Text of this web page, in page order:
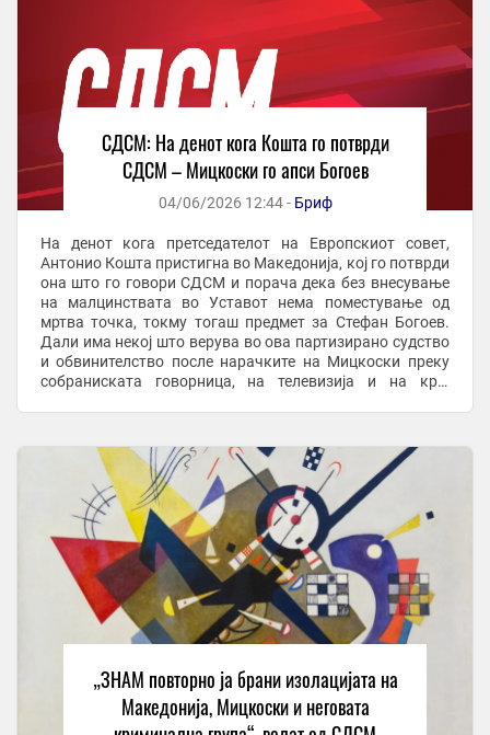
СДСМ: На денот кога Кошта го потврди
СДСМ – Мицкоски го апси Богоев
04/06/2026 12:44 - Бриф
На денот кога претседателот на Европскиот совет,
Антонио Кошта пристигна во Македонија, кој го потврди
она што го говори СДСМ и порача дека без внесување
на малцинствата во Уставот нема поместување од
мртва точка, токму тогаш предмет за Стефан Богоев.
Дали има некој што верува во ова партизирано судство
и обвинителство после нарачките на Мицкоски преку
собраниската говорница, на телевизија и на крај
„ЗНАМ повторно ја брани изолацијата на
Македонија, Мицкоски и неговата